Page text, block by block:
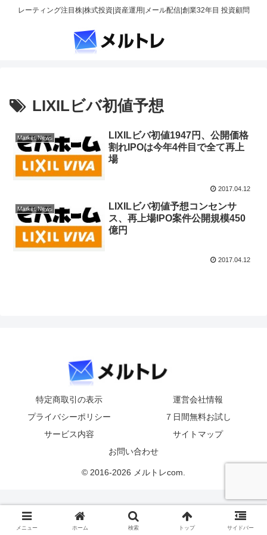
レーティング注目株|株式投資|資産運用|メール配信|創業32年目 投資顧問
LIXILビバ初値予想
Market News
LIXILビバ初値1947円、公開価格
割れIPOは今年4件目で全て再上
場
2017.04.12
Market News
LIXILビバ初値予想コンセンサ
ス、再上場IPO案件公開規模450
億円
2017.04.12
特定商取引の表示
運営会社情報
プライバシーポリシー
７日間無料お試し
サービス内容
サイトマップ
お問い合わせ
© 2016-2026 メルトレcom.
メニュー ホーム 検索 トップ サイドバー